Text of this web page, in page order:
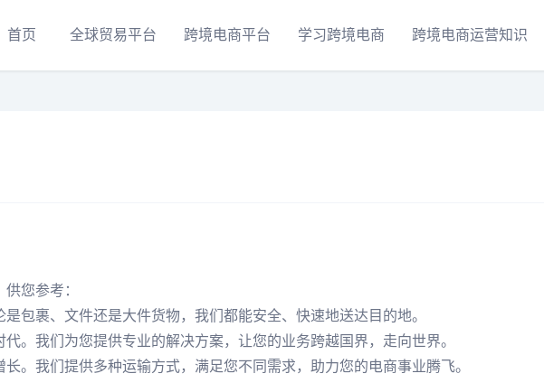
首页 全球贸易平台 跨境电商平台 学习跨境电商 跨境电商运营知识
您参考：
包裹、文件还是大件货物，我们都能安全、快速地送达目的地。
。我们为您提供专业的解决方案，让您的业务跨越国界，走向世界。
。我们提供多种运输方式，满足您不同需求，助力您的电商事业腾飞。